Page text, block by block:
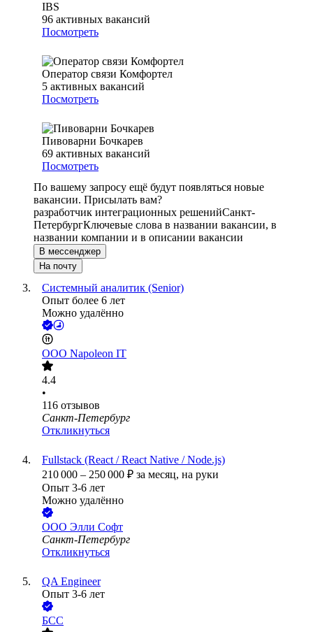
IBS
96 активных вакансий
Посмотреть
Оператор связи Комфортел
5 активных вакансий
Посмотреть
Пивоварни Бочкарев
69 активных вакансий
Посмотреть
По вашему запросу ещё будут появляться новые
вакансии. Присылать вам?
разработчик интеграционных решенийСанкт-
ПетербургКлючевые слова в названии вакансии, в
названии компании и в описании вакансии
В мессенджер
На почту
Системный аналитик (Senior)
Опыт более 6 лет
Можно удалённо
ООО Napoleon IT
4.4
•
116 отзывов
Санкт-Петербург
Откликнуться
Fullstack (React / React Native / Node.js)
210 000 – 250 000 ₽ за месяц, на руки
Опыт 3-6 лет
Можно удалённо
ООО Элли Софт
Санкт-Петербург
Откликнуться
QA Engineer
Опыт 3-6 лет
БСС